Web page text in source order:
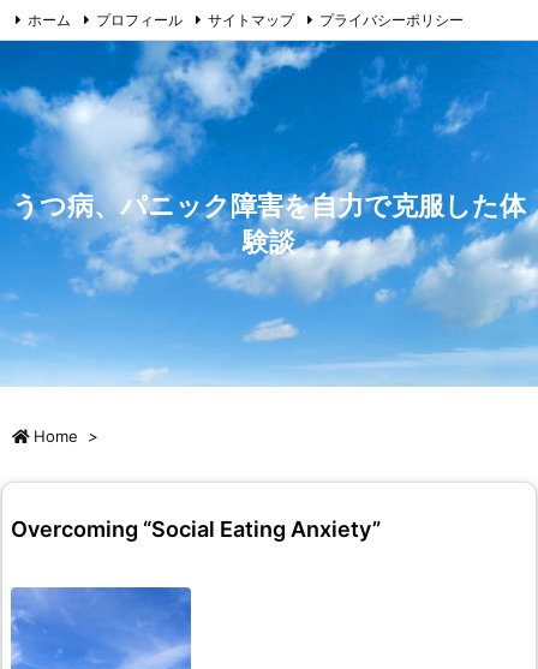
ホーム プロフィール サイトマップ プライバシーポリシー
お問い合わせ
うつ病、パニック障害を自力で克服した体
験談
Home >
Overcoming “Social Eating Anxiety”